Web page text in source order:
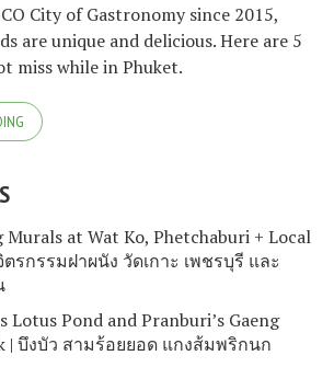
City of Gastronomy since 2015,
are unique and delicious. Here are 5
miss while in Phuket.
Murals at Wat Ko, Phetchaburi + Local
ตรกรรมฝาผนัง วัดเกาะ เพชรบุรี และ
Lotus Pond and Pranburi’s Gaeng
| บึงบัว สามร้อยยอด แกงส้มพริกนก